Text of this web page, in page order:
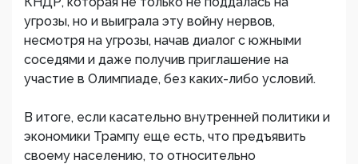
угрозы, но и выиграла эту войну нервов,
несмотря на угрозы, начав диалог с южными
соседями и даже получив приглашение на
участие в Олимпиаде, без каких-либо условий.
В итоге, если касательно внутренней политики и
экономики Трампу еще есть, что предъявить
своему населению, то относительно